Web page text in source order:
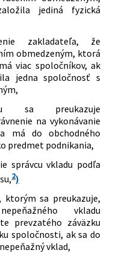
jediná fyzická
zakladateľa, že
obmedzeným, ktorá
viac spoločníkov, ak
jedna spoločnosť s
sa preukazuje
na vykonávanie
má do obchodného
predmet podnikania,
správcu vkladu podľa
2)
ktorým sa preukazuje,
vkladu
prevzatého záväzku
spoločnosti, ak sa do
vklad,